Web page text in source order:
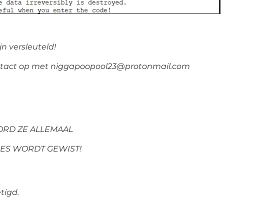
versleuteld!
op met niggapoopool23@protonmail.com
ZE ALLEMAAL
WORDT GEWIST!